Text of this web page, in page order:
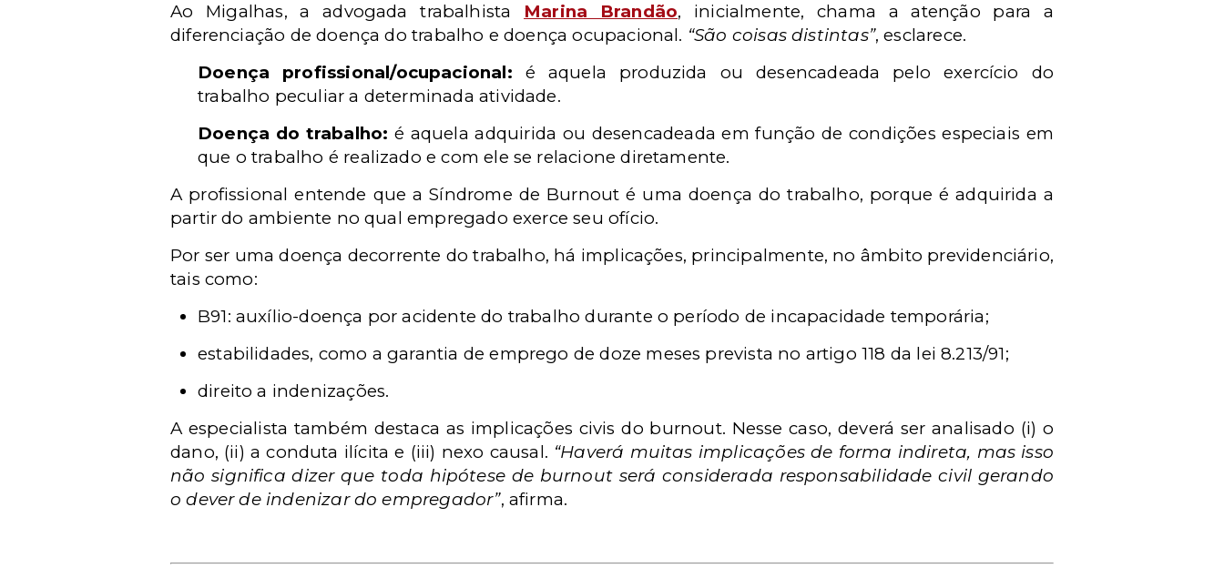
Ao Migalhas, a advogada trabalhista Marina Brandão, inicialmente, chama a atenção para a
diferenciação de doença do trabalho e doença ocupacional. “São coisas distintas”, esclarece.
Doença profissional/ocupacional: é aquela produzida ou desencadeada pelo exercício do
trabalho peculiar a determinada atividade.
Doença do trabalho: é aquela adquirida ou desencadeada em função de condições especiais em
que o trabalho é realizado e com ele se relacione diretamente.
A profissional entende que a Síndrome de Burnout é uma doença do trabalho, porque é adquirida a
partir do ambiente no qual empregado exerce seu ofício.
Por ser uma doença decorrente do trabalho, há implicações, principalmente, no âmbito previdenciário,
tais como:
B91: auxílio-doença por acidente do trabalho durante o período de incapacidade temporária;
estabilidades, como a garantia de emprego de doze meses prevista no artigo 118 da lei 8.213/91;
direito a indenizações.
A especialista também destaca as implicações civis do burnout. Nesse caso, deverá ser analisado (i) o
dano, (ii) a conduta ilícita e (iii) nexo causal. “Haverá muitas implicações de forma indireta, mas isso
não significa dizer que toda hipótese de burnout será considerada responsabilidade civil gerando
o dever de indenizar do empregador”, afirma.